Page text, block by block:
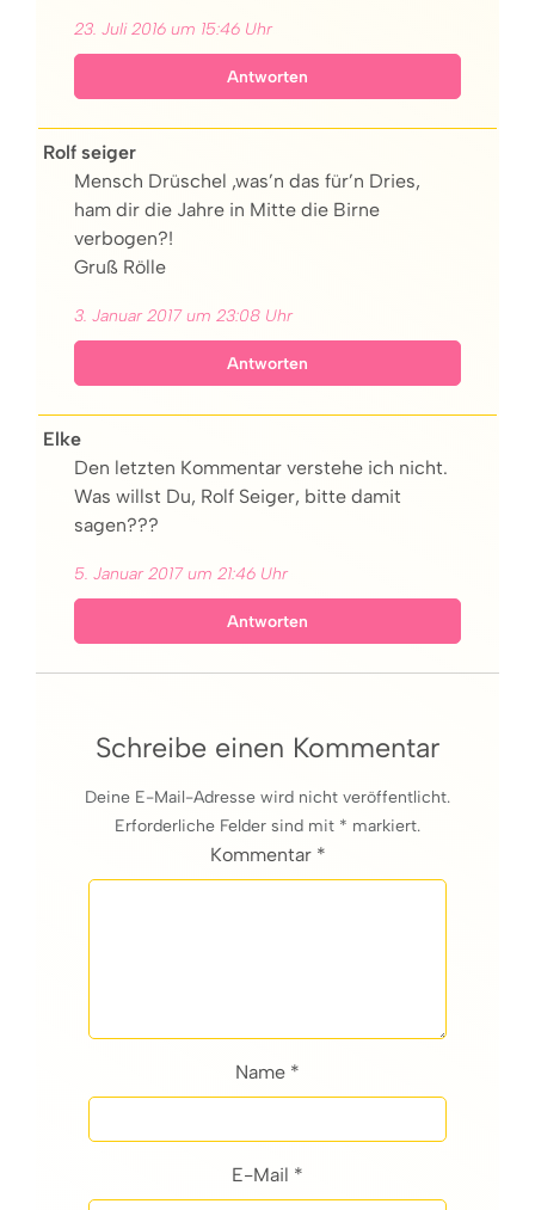
23. Juli 2016 um 15:46 Uhr
Antworten
Rolf seiger
Mensch Drüschel ,was’n das für’n Dries,
ham dir die Jahre in Mitte die Birne
verbogen?!
Gruß Rölle
3. Januar 2017 um 23:08 Uhr
Antworten
Elke
Den letzten Kommentar verstehe ich nicht.
Was willst Du, Rolf Seiger, bitte damit
sagen???
5. Januar 2017 um 21:46 Uhr
Antworten
Schreibe einen Kommentar
Deine E-Mail-Adresse wird nicht veröffentlicht.
Erforderliche Felder sind mit * markiert.
Kommentar *
Name *
E-Mail *